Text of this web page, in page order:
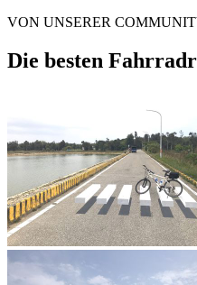
VON UNSERER
Die besten